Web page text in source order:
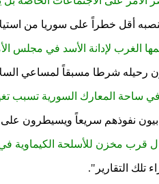
أقل خطراً على سوريا من
الغرب لإدانة الأسد في مجلس
رحيله شرطا مسبقاً لمساعي
ساحة المعارك السورية تسبب
نفوذهم سريعاً ويسيطرون
مخزن للأسلحة الكيماوية في
التقارير ."